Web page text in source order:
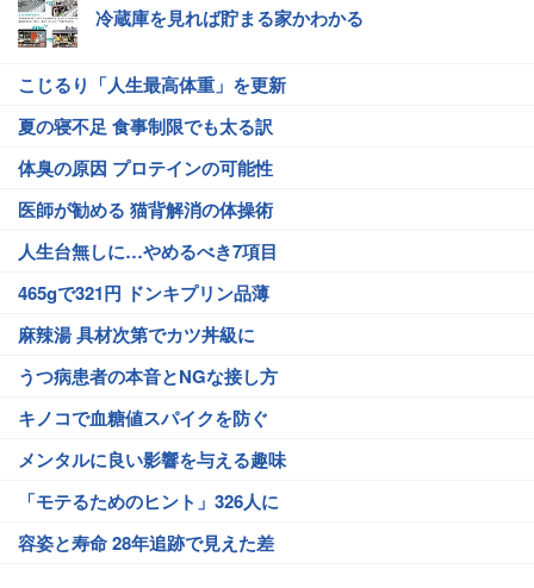
冷蔵庫を見れば貯まる家かわかる
こじるり「人生最高体重」を更新
夏の寝不足 食事制限でも太る訳
体臭の原因 プロテインの可能性
医師が勧める 猫背解消の体操術
人生台無しに…やめるべき7項目
465gで321円 ドンキプリン品薄
麻辣湯 具材次第でカツ丼級に
うつ病患者の本音とNGな接し方
キノコで血糖値スパイクを防ぐ
メンタルに良い影響を与える趣味
「モテるためのヒント」326人に
容姿と寿命 28年追跡で見えた差